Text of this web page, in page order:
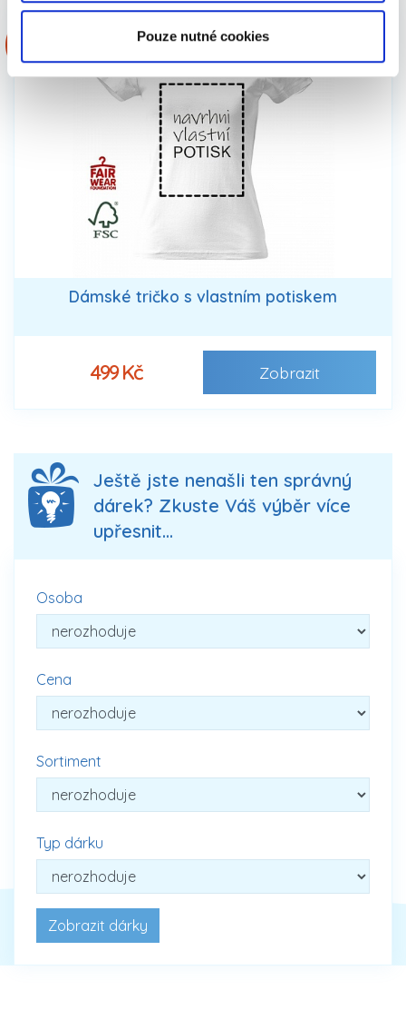
Pouze nutné cookies
Dámské tričko s vlastním potiskem
499 Kč Zobrazit
Ještě jste nenašli ten správný
dárek? Zkuste Váš výběr více
upřesnit...
Osoba
Cena
Sortiment
Typ dárku